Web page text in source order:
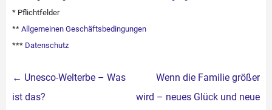
* Pflichtfelder
** Allgemeinen Geschäftsbedingungen
*** Datenschutz
Beitragsnavigation
← Unesco-Welterbe – Was
ist das?
Wenn die Familie größer
wird – neues Glück und neue